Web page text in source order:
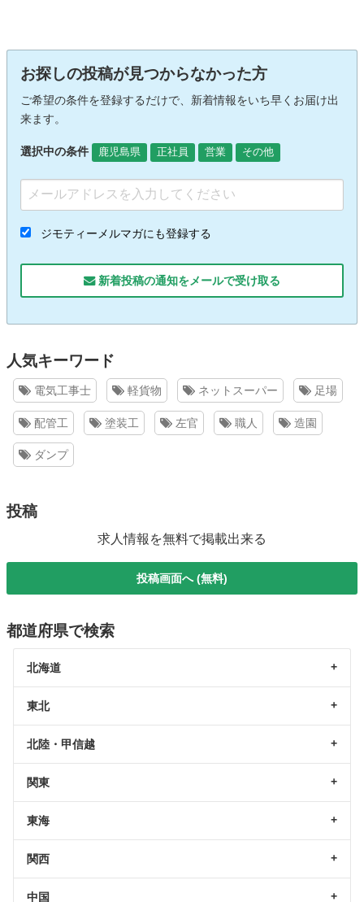
お探しの投稿が見つからなかった方
ご希望の条件を登録するだけで、新着情報をいち早くお届け出
来ます。
選択中の条件 鹿児島県 正社員 営業 その他
ジモティーメルマガにも登録する
新着投稿の通知をメールで受け取る
人気キーワード
電気工事士 軽貨物 ネットスーパー 足場
配管工 塗装工 左官 職人 造園
ダンプ
投稿
求人情報を無料で掲載出来る
投稿画面へ (無料)
都道府県で検索
北海道
東北
北陸・甲信越
関東
東海
関西
中国